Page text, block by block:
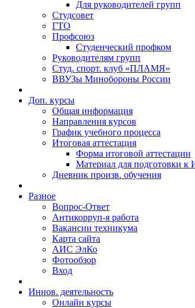
Для руководителей групп
Студсовет
ГТО
Профсоюз
Студенческий профком
Руководителям групп
Студ. спорт. клуб «ПЛАМЯ»
ВВУЗы Минобороны России
Доп. курсы
Общая информация
Направления курсов
График учебного процесса
Итоговая аттестация
Форма итоговой аттестации
Материал для подготовки к
Дневник произв. обучения
Разное
Вопрос-Ответ
Антикорруп-я работа
Вакансии техникума
Карта сайта
АИС ЭлКо
Фотообзор
Вход
Иннов. деятельность
Онлайн курсы